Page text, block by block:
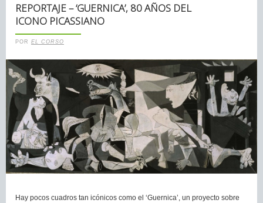
REPORTAJE – ‘GUERNICA’, 80 AÑOS DEL
ICONO PICASSIANO
POR EL CORSO
Hay pocos cuadros tan icónicos como el ‘Guernica’, un proyecto sobre